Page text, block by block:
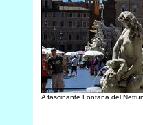
A fascinante Fontana del